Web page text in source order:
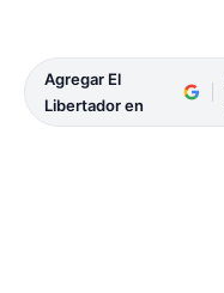
Agregar El
Libertador en